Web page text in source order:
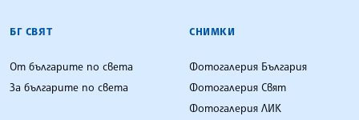
БГ СВЯТ
От българите по света
За българите по света
СНИМКИ
Фотогалерия България
Фотогалерия Свят
Фотогалерия ЛИК